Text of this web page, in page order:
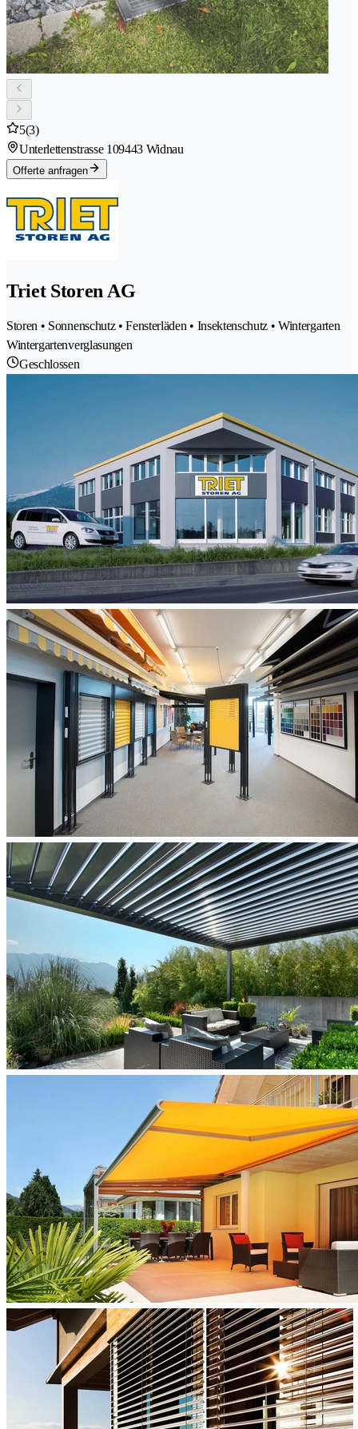
5(3)
Unterlettenstrasse 109443 Widnau
Offerte anfragen
Triet Storen AG
Storen • Sonnenschutz • Fensterläden • Insektenschutz • Wintergarten
Wintergartenverglasungen
Geschlossen